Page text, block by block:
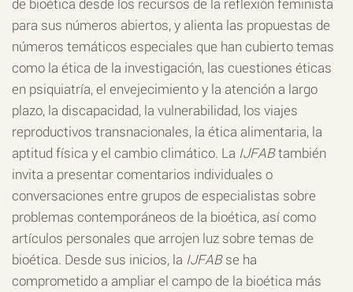
para sus números abiertos, y alienta las propuestas de
números temáticos especiales que han cubierto temas
como la ética de la investigación, las cuestiones éticas
en psiquiatría, el envejecimiento y la atención a largo
plazo, la discapacidad, la vulnerabilidad, los viajes
reproductivos transnacionales, la ética alimentaria, la
aptitud física y el cambio climático. La IJFABtambién
invita a presentar comentarios individuales o
conversaciones entre grupos de especialistas sobre
problemas contemporáneos de la bioética, así como
artículos personales que arrojen luz sobre temas de
bioética. Desde sus inicios, la IJFABse ha
comprometido a ampliar el campo de la bioética más